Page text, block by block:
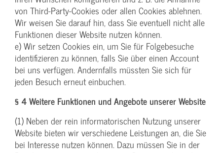
von Third-Party-Cookies oder allen Cookies ablehnen.
Wir weisen Sie darauf hin, dass Sie eventuell nicht alle
Funktionen dieser Website nutzen können.
e) Wir setzen Cookies ein, um Sie für Folgebesuche
identifizieren zu können, falls Sie über einen Account
bei uns verfügen. Andernfalls müssten Sie sich für
jeden Besuch erneut einbuchen.
§ 4 Weitere Funktionen und Angebote unserer Website
(1) Neben der rein informatorischen Nutzung unserer
Website bieten wir verschiedene Leistungen an, die Sie
bei Interesse nutzen können. Dazu müssen Sie in der